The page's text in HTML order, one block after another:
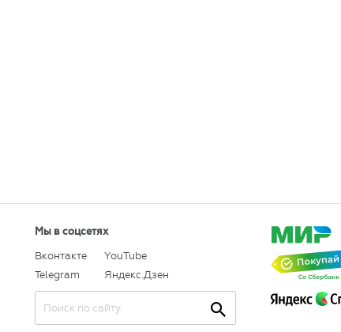
Мы в соцсетях
Вконтакте
Telegram
YouTube
Яндекс.Дзен